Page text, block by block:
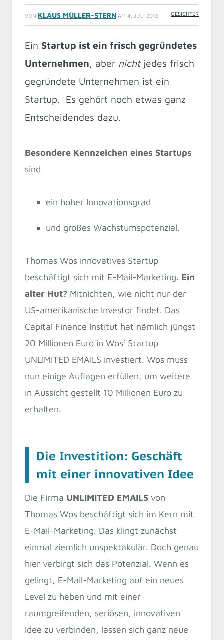
VON KLAUS MÜLLER-STERN AM 4. JULI 2016 GESICHTER
Ein Startup ist ein frisch gegründetes
Unternehmen , aber nichtjedes frisch
gegründete Unternehmen ist ein
Startup. Es gehört noch etwas ganz
Entscheidendes dazu.
Besondere Kennzeichen eines Startups
sind
ein hoher Innovationsgrad
und großes Wachstumspotenzial.
Thomas Wos innovatives Startup
beschäftigt sich mit E-Mail-Marketing. Ein
alter Hut? Mitnichten, wie nicht nur der
US-amerikanische Investor findet. Das
Capital Finance Institut hat nämlich jüngst
20 Millionen Euro in Wos´ Startup
UNLIMITED EMAILS investiert. Wos muss
nun einige Auflagen erfüllen, um weitere
in Aussicht gestellt 10 Millionen Euro zu
erhalten.
Die Investition: Geschäft
mit einer innovativen Idee
Die Firma UNLIMITED EMAILS von
Thomas Wos beschäftigt sich im Kern mit
E-Mail-Marketing. Das klingt zunächst
einmal ziemlich unspektakulär. Doch genau
hier verbirgt sich das Potenzial. Wenn es
gelingt, E-Mail-Marketing auf ein neues
Level zu heben und mit einer
raumgreifenden, seriösen, innovativen
Idee zu verbinden, lassen sich ganz neue